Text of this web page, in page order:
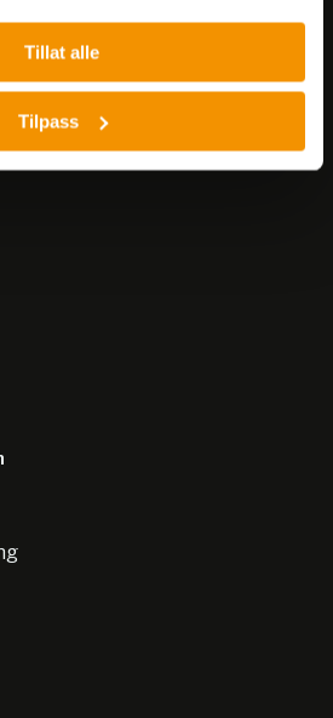
Tillat alle
Tilpass